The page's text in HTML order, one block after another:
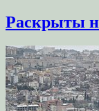
Раскрыты